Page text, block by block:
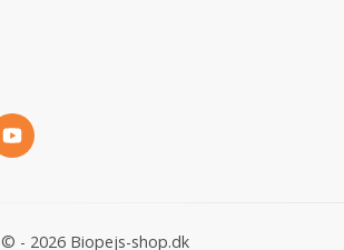
© - 2026 Biopejs-shop.dk